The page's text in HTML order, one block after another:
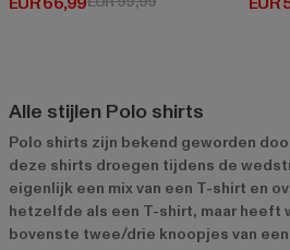
Alle stijlen Polo shirts
Polo shirts zijn bekend geworden
deze shirts droegen tijdens de
eigenlijk een mix van een T-shirt en
hetzelfde als een T-shirt, maar heeft
bovenste twee/drie knoopjes van